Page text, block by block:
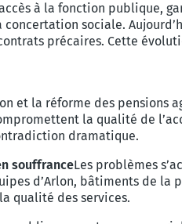
à la fonction publique,
sociale.
précaires. Cette
et la réforme des pensions
la qualité de
dramatique.
souffranceLes problèmes
d’Arlon, bâtiments de
qualité des services.